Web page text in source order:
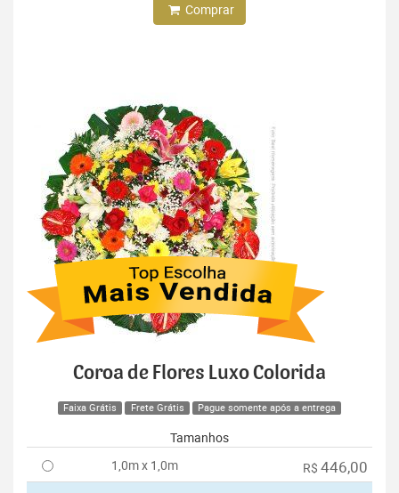
Comprar
Coroa de Flores Luxo Colorida
Faixa Grátis Frete Grátis Pague somente após a entrega
Tamanhos
1,0m x 1,0m
R$ 446,00